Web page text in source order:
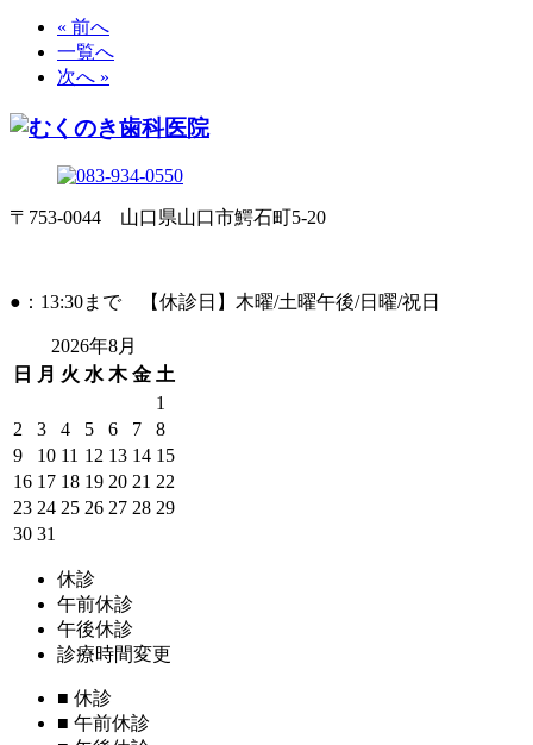
« 前へ
一覧へ
次へ »
〒753-0044 山口県山口市鰐石町5-20
●：13:30まで 【休診日】木曜/土曜午後/日曜/祝日
2026年8月
日
月 火 水 木 金 土
1
2
3 4 5 6 7
8
9
10 11 12 13 14 15
16 17 18 19 20 21 22
23 24 25 26 27 28 29
30 31
休診
午前休診
午後休診
診療時間変更
■ 休診
■ 午前休診